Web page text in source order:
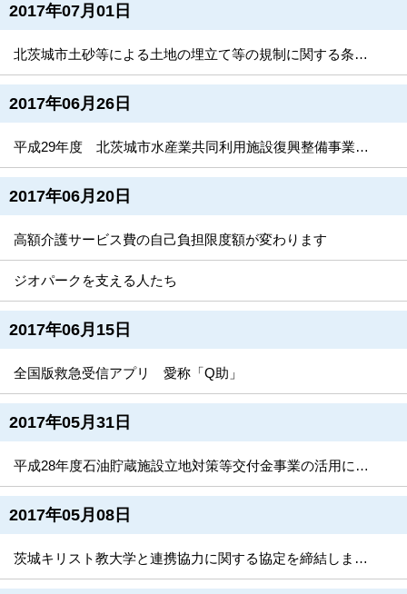
2017年07月01日
北茨城市土砂等による土地の埋立て等の規制に関する条例が改正されました
2017年06月26日
平成29年度 北茨城市水産業共同利用施設復興整備事業の公募決定について
2017年06月20日
高額介護サービス費の自己負担限度額が変わります
ジオパークを支える人たち
2017年06月15日
全国版救急受信アプリ 愛称「Q助」
2017年05月31日
平成28年度石油貯蔵施設立地対策等交付金事業の活用について
2017年05月08日
茨城キリスト教大学と連携協力に関する協定を締結しました